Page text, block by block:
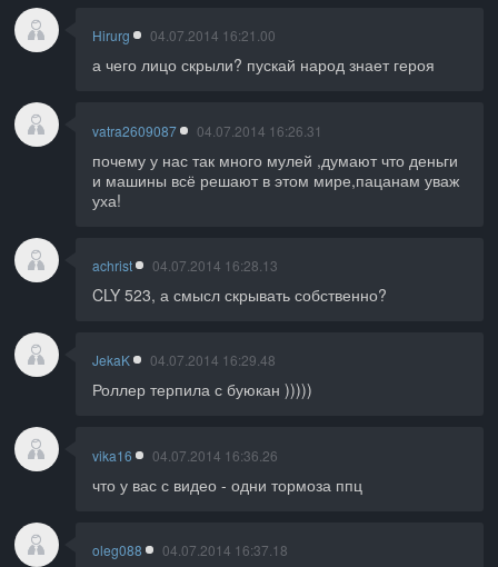
Hirurg 04.07.2014 16:21.00
а чего лицо скрыли? пускай народ знает героя
vatra2609087 04.07.2014 16:26.31
почему у нас так много мулей ,думают что деньги
и машины всё решают в этом мире,пацанам уваж
уха!
achrist 04.07.2014 16:28.13
CLY 523, а смысл скрывать собственно?
JekaK 04.07.2014 16:29.48
Роллер терпила с буюкан )))))
vika16 04.07.2014 16:36.26
что у вас с видео - одни тормоза ппц
oleg088 04.07.2014 16:37.18